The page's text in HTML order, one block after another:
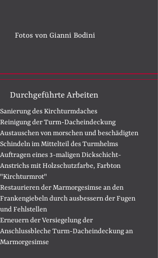
Fotos von Gianni Bodini
Durchgeführte Arbeiten
​​​Sanierung des Kirchturmdaches
Reinigung der Turm-Dacheindeckung
Austauschen von morschen und beschädigten
Schindeln im Mittelteil des Turmhelms
Auftragen eines 3-maligen Dickschicht-
Anstrichs mit Holzschutzfarbe, Farbton
"Kirchturmrot"
Restaurieren der Marmorgesimse an den
Frankengiebeln durch ausbessern der Fugen
und Fehlstellen
Erneuern der Versiegelung der
Anschlussbleche Turm-Dacheindeckung an
Marmorgesimse​​​​​​​